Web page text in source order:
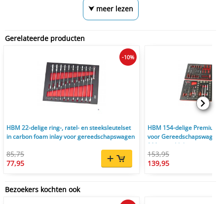
⮟ meer lezen
Gerelateerde producten
HBM 22-delige ring-, ratel- en steeksleutelset
in carbon foam inlay voor gereedschapswagen
85,75
77,95
-10%
HBM 154-delige
voor Gereedschapswagen
390 mm, 4 Inlays
153,95
139,95
Bezoekers kochten ook